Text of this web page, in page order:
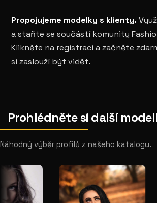
Propojujeme modelky s klienty.
a staňte se součástí komunity
Klikněte na registraci a začněte
si zaslouží být vidět.
Prohlédněte si další
Náhodný výběr profilů z našeho katalogu.